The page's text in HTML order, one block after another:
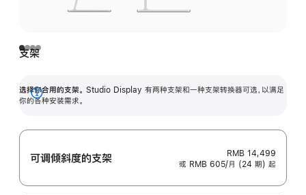
支架
选择你合用的支架。 Studio Display 有两种支架和一种支架转换器可选，以满足
你的各种安装需求。
展
可调倾斜度的支架
RMB 14,499
或 RMB 605/月 (24 期) 起